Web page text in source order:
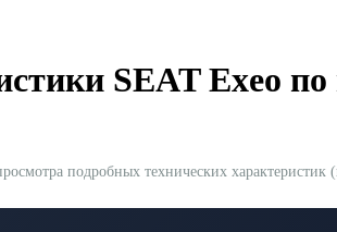
SEAT Exeo
подробных технических характеристик